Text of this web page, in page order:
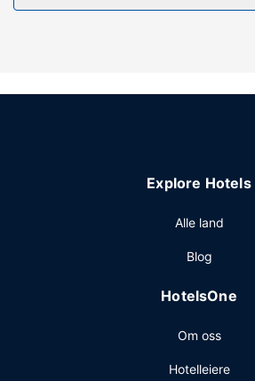
utendørsbasseng.
ubetjent parkering (inkludert) på stedet.
Explore Hotels
Alle land
Blog
HotelsOne
Om oss
Hotelleiere